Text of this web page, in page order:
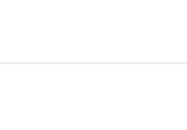
в микроскопии и
толщиной 4.0, 5, 10